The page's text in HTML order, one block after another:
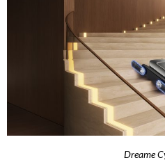
Dreame